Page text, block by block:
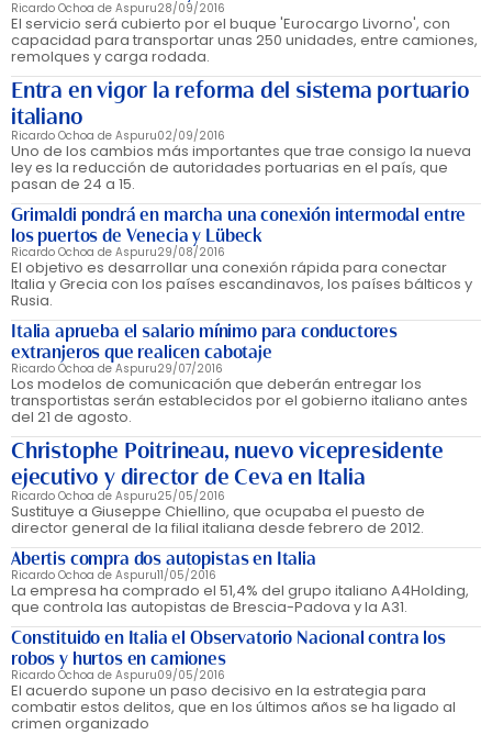
Ricardo Ochoa de Aspuru28/09/2016
El servicio será cubierto por el buque 'Eurocargo Livorno', con
capacidad para transportar unas 250 unidades, entre camiones,
remolques y carga rodada.
Entra en vigor la reforma del sistema portuario
italiano
Ricardo Ochoa de Aspuru02/09/2016
Uno de los cambios más importantes que trae consigo la nueva
ley es la reducción de autoridades portuarias en el país, que
pasan de 24 a 15.
Grimaldi pondrá en marcha una conexión intermodal entre
los puertos de Venecia y Lübeck
Ricardo Ochoa de Aspuru29/08/2016
El objetivo es desarrollar una conexión rápida para conectar
Italia y Grecia con los países escandinavos, los países bálticos y
Rusia.
Italia aprueba el salario mínimo para conductores
extranjeros que realicen cabotaje
Ricardo Ochoa de Aspuru29/07/2016
Los modelos de comunicación que deberán entregar los
transportistas serán establecidos por el gobierno italiano antes
del 21 de agosto.
Christophe Poitrineau, nuevo vicepresidente
ejecutivo y director de Ceva en Italia
Ricardo Ochoa de Aspuru25/05/2016
Sustituye a Giuseppe Chiellino, que ocupaba el puesto de
director general de la filial italiana desde febrero de 2012.
Abertis compra dos autopistas en Italia
Ricardo Ochoa de Aspuru11/05/2016
La empresa ha comprado el 51,4% del grupo italiano A4Holding,
que controla las autopistas de Brescia-Padova y la A31.
Constituido en Italia el Observatorio Nacional contra los
robos y hurtos en camiones
Ricardo Ochoa de Aspuru09/05/2016
El acuerdo supone un paso decisivo en la estrategia para
combatir estos delitos, que en los últimos años se ha ligado al
crimen organizado